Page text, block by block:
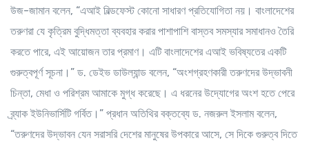
উজ-জামান বলেন, “এআই বিল্ডফেস্ট কোনো সাধারণ প্রতিযোগিতা নয়। বাংলাদেশের
তরুণরা যে কৃত্রিম বুদ্ধিমত্তা ব্যবহার করার পাশাপাশি বাস্তব সমস্যার সমাধানও তৈরি
করতে পারে, এই আয়োজন তার প্রমাণ। এটি বাংলাদেশের এআই ভবিষ্যতের একটি
গুরুত্বপূর্ণ সূচনা।” ড. ডেইভ ডাউল্যান্ড বলেন, “অংশগ্রহণকারী তরুণদের উদ্ভাবনী
চিন্তা, মেধা ও পরিশ্রম আমাকে মুগ্ধ করেছে। এ ধরনের উদ্যোগের অংশ হতে পেরে
ব্র্যাক ইউনিভার্সিটি গর্বিত।” প্রধান অতিথির বক্তব্যে ড. নজরুল ইসলাম বলেন,
“তরুণদের উদ্ভাবন যেন সরাসরি দেশের মানুষের উপকারে আসে, সে দিকে গুরুত্ব দিতে